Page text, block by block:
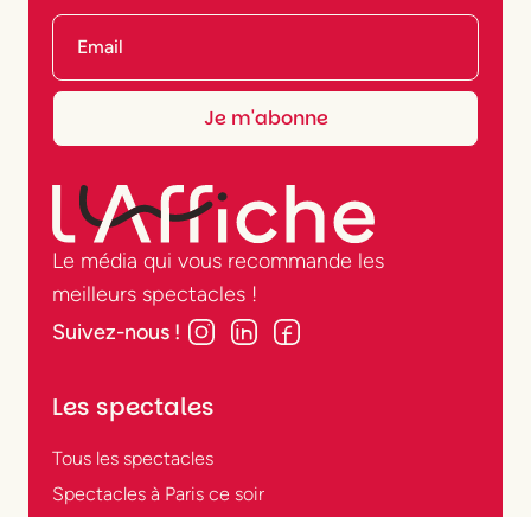
Le média qui vous recommande les
meilleurs spectacles !
Suivez-nous !
Les spectales
Tous les spectacles
Spectacles à Paris ce soir